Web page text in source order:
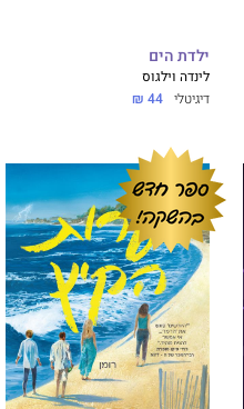
ילדת הים
לינדה וילגוס
דיגיטלי 44 ₪